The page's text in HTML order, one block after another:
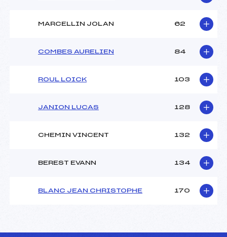
MARCELLIN JOLAN 62
COMBES AURELIEN 84
ROUL LOICK 103
JANION LUCAS 128
CHEMIN VINCENT 132
BEREST EVANN 134
BLANC JEAN CHRISTOPHE 170